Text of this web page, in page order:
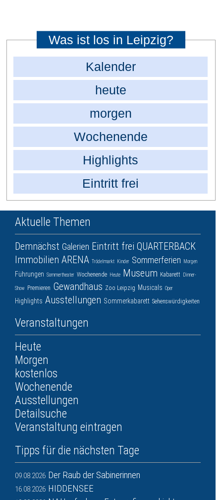
Was ist los in Leipzig?
Kalender
heute
morgen
Wochenende
Highlights
Eintritt frei
Aktuelle Themen
Demnächst Galerien Eintritt frei QUARTERBACK
Immobilien ARENA Trödelmarkt Kinder Sommerferien Morgen
Führungen Sommertheater Wochenende Heute Museum Kabarett Dinner-
Show Premieren Gewandhaus Zoo Leipzig Musicals Oper
Highlights Ausstellungen Sommerkabarett Sehenswürdigkeiten
Veranstaltungen
Heute
Morgen
kostenlos
Wochenende
Ausstellungen
Detailsuche
Veranstaltung eintragen
Tipps für die nächsten Tage
09.08.2026 Der Raub der Sabinerinnen
16.08.2026 HIDDENSEE